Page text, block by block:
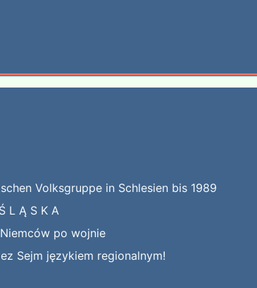
Volksgruppe in Schlesien bis 1989
L Ą S K A
po wojnie
Sejm językiem regionalnym!